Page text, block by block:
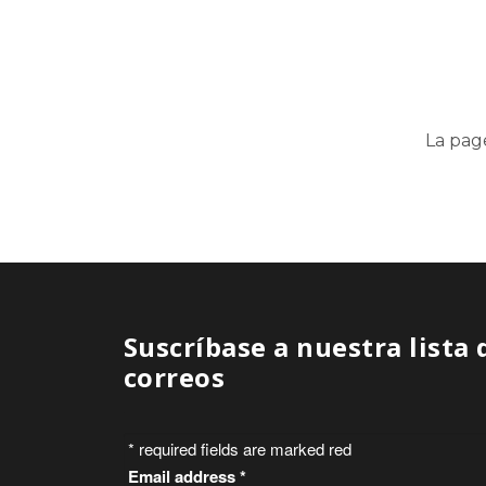
La
Suscríbase a nuestra lista
correos